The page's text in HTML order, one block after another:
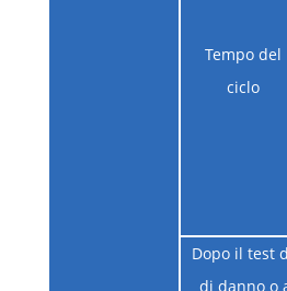
Tempo del
ciclo
Dopo il test
di danno o